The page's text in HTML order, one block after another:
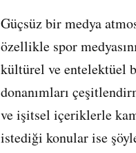
Güçsüz bir medya
özellikle spor
kültürel ve entelektüel
donanımları
ve işitsel içeriklerle
istediği konular ise